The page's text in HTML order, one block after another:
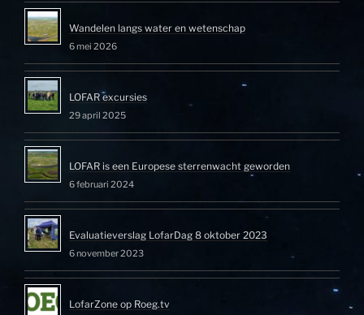
Wandelen langs water en wetenschap
6 mei 2026
LOFAR excursies
29 april 2025
LOFAR is een Europese sterrenwacht geworden
6 februari 2024
Evaluatieverslag LofarDag 8 oktober 2023
6 november 2023
LofarZone op Roeg.tv